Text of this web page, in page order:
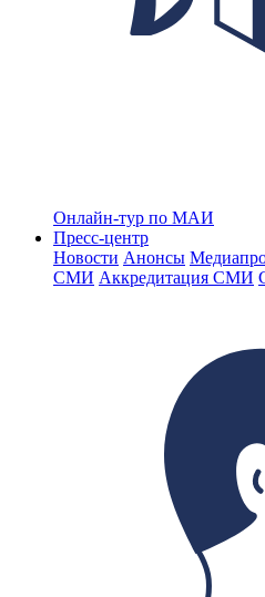
Онлайн-тур по МАИ
Пресс-центр
Новости Анонсы
СМИ Аккредитация СМИ